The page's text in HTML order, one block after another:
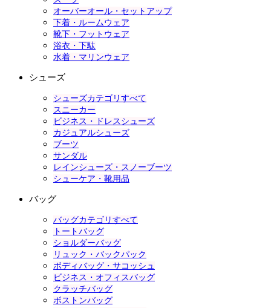
オーバーオール・セットアップ
下着・ルームウェア
靴下・フットウェア
浴衣・下駄
水着・マリンウェア
シューズ
シューズカテゴリすべて
スニーカー
ビジネス・ドレスシューズ
カジュアルシューズ
ブーツ
サンダル
レインシューズ・スノーブーツ
シューケア・靴用品
バッグ
バッグカテゴリすべて
トートバッグ
ショルダーバッグ
リュック・バックパック
ボディバッグ・サコッシュ
ビジネス・オフィスバッグ
クラッチバッグ
ボストンバッグ